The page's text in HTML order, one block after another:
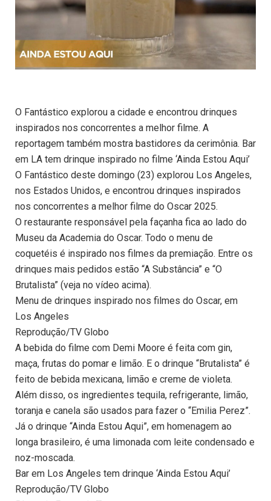
O Fantástico explorou a cidade e encontrou drinques
inspirados nos concorrentes a melhor filme. A
reportagem também mostra bastidores da cerimônia. Bar
em LA tem drinque inspirado no filme ‘Ainda Estou Aqui’
O Fantástico deste domingo (23) explorou Los Angeles,
nos Estados Unidos, e encontrou drinques inspirados
nos concorrentes a melhor filme do Oscar 2025.
O restaurante responsável pela façanha fica ao lado do
Museu da Academia do Oscar. Todo o menu de
coquetéis é inspirado nos filmes da premiação. Entre os
drinques mais pedidos estão “A Substância” e “O
Brutalista” (veja no vídeo acima).
Menu de drinques inspirado nos filmes do Oscar, em
Los Angeles
Reprodução/TV Globo
A bebida do filme com Demi Moore é feita com gin,
maça, frutas do pomar e limão. E o drinque “Brutalista” é
feito de bebida mexicana, limão e creme de violeta.
Além disso, os ingredientes tequila, refrigerante, limão,
toranja e canela são usados para fazer o “Emilia Perez”.
Já o drinque “Ainda Estou Aqui”, em homenagem ao
longa brasileiro, é uma limonada com leite condensado e
noz-moscada.
Bar em Los Angeles tem drinque ‘Ainda Estou Aqui’
Reprodução/TV Globo